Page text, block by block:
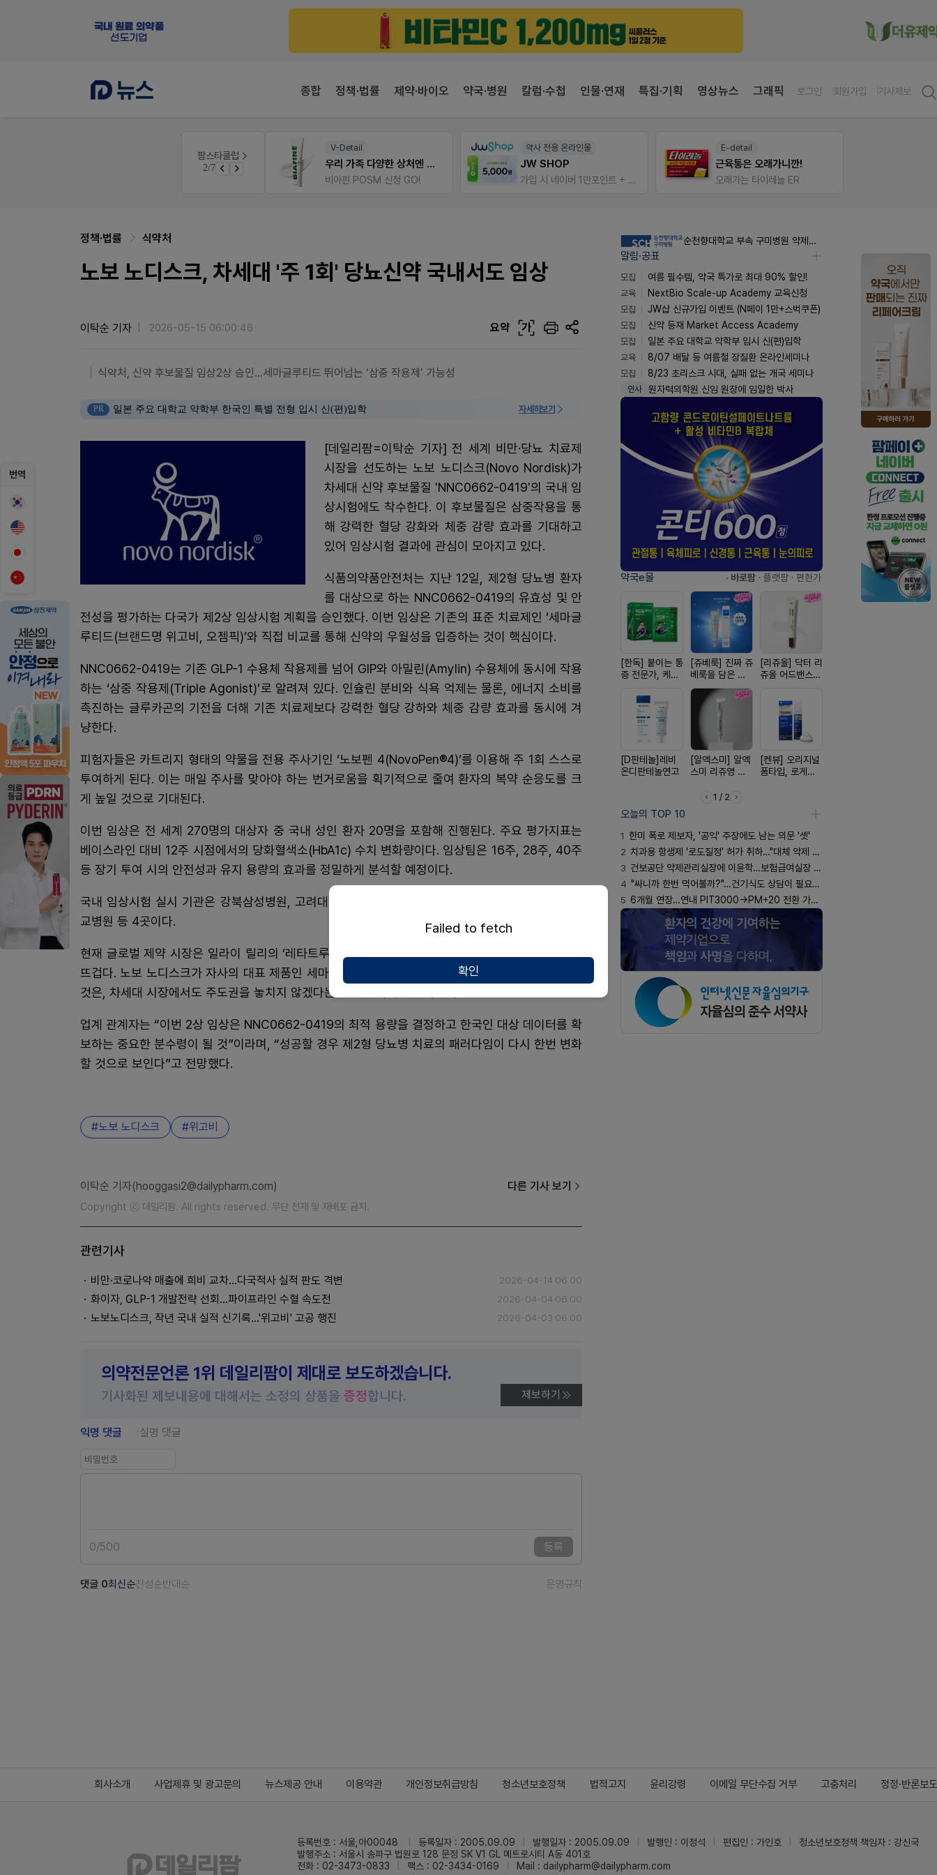
종합 정책·법률 제약·바이오 약국·병원 칼럼·수첩 인물·연재 특집·기획 영상뉴스 그래픽 로그인 회원가입 기사제보
팜스타클럽
3/7 우리 가족 다양한 상처엔 비아핀!
약사 전용 온라인몰
JW SHOP
E-detail
근육통은 오래가니깐!
오래가는 타이레놀 ER
팜노트
이달의 약국 신제품(8월호)
좋아요+의견남기면 쿠폰 증정
번역
정책·법률 식약처
노보 노디스크, 차세대 '주 1회' 당뇨신약 국내서도 임상
이탁순 기자 2026-05-15 06:00:46 요약 가
식약처, 신약 후보물질 임상2상 승인…세마글루티드 뛰어넘는 ‘삼중 작용제’ 가능성
PR 일본 주요 대학교 약학부 한국인 특별 전형 입시 신(편)입학 자세히보기
[데일리팜=이탁순 기자] 전 세계 비만·당뇨 치료제
시장을 선도하는 노보 노디스크(Novo Nordisk)가
차세대 신약 후보물질 'NNC0662-0419'의 국내 임
상시험에도 착수한다. 이 후보물질은 삼중작용을 통
해 강력한 혈당 강화와 체중 감량 효과를 기대하고
있어 임상시험 결과에 관심이 모아지고 있다.
식품의약품안전처는 지난 12일, 제2형 당뇨병 환자
를 대상으로 하는 NNC0662-0419의 유효성 및 안
전성을 평가하는 다국가 제2상 임상시험 계획을 승인했다. 이번 임상은 기존의 표준 치료제인 ‘세마글
루티드(브랜드명 위고비, 오젬픽)’와 직접 비교를 통해 신약의 우월성을 입증하는 것이 핵심이다.
NNC0662-0419는 기존 GLP-1 수용체 작용제를 넘어 GIP와 아밀린(Amylin) 수용체에 동시에 작용
하는 ‘삼중 작용제(Triple Agonist)’로 알려져 있다. 인슐린 분비와 식욕 억제는 물론, 에너지 소비를
촉진하는 글루카곤의 기전을 더해 기존 치료제보다 강력한 혈당 강하와 체중 감량 효과를 동시에 겨
냥한다.
피험자들은 카트리지 형태의 약물을 전용 주사기인 ‘노보펜 4(NovoPen®4)’를 이용해 주 1회 스스로
투여하게 된다. 이는 매일 주사를 맞아야 하는 번거로움을 획기적으로 줄여 환자의 복약 순응도를 크
게 높일 것으로 기대된다.
이번 임상은 전 세계 270명의 대상자 중 국내 성인 환자 20명을 포함해 진행된다. 주요 평가지표는
베이스라인 대비 12주 시점에서의 당화혈색소(HbA1c) 수치 변화량이다. 임상팀은 16주, 28주, 40주
등 장기 투여 시의 안전성과 유지 용량의 효과를 정밀하게 분석할 예정이다.
국내 임상시험 실시 기관은 강북삼성병원, 고려대학교 안산병원, 양산부산대학교병원, 노원을지대학
교병원 등 4곳이다.
현재 글로벌 제약 시장은 일라이 릴리의 ‘레타트루타이드(Retatrutide)’ 등 삼중 작용제 개발 경쟁이
뜨겁다. 노보 노디스크가 자사의 대표 제품인 세마글루티드를 대조군으로 설정해 국내 임상을 시작한
것은, 차세대 시장에서도 주도권을 놓치지 않겠다는 강력한 의지로 풀이된다.
업계 관계자는 “이번 2상 임상은 NNC0662-0419의 최적 용량을 결정하고 한국인 대상 데이터를 확
보하는 중요한 분수령이 될 것”이라며, “성공할 경우 제2형 당뇨병 치료의 패러다임이 다시 한번 변화
할 것으로 보인다”고 전망했다.
노보 노디스크 위고비
이탁순 기자(hooggasi2@dailypharm.com) 다른 기사 보기
Copyright ⓒ 데일리팜. All rights reserved. 무단 전재 및 재배포 금지.
관련기사
비만·코로나약 매출에 희비 교차…다국적사 실적 판도 격변 2026-04-14 06:00
화이자, GLP-1 개발전략 선회…파이프라인 수혈 속도전 2026-04-04 06:00
노보노디스크, 작년 국내 실적 신기록…'위고비' 고공 행진 2026-04-03 06:00
의약전문언론 1위 데일리팜이 제대로 보도하겠습니다.
기사화된 제보내용에 대해서는 소정의 상품을 증정합니다. 제보하기
익명 댓글 실명 댓글
0/500 등록
댓글 0최신순찬성순반대순 운영규칙
순천향대학교 부속 구미병원 약제팀 계약직 야간약사 채용공고
알림·공표
모집
여름 필수템, 약국 특가로 최대 90% 할인!
교육
NextBio Scale-up Academy 교육신청
모집
JW샵 신규가입 이벤트 (N페이 1만+스벅쿠폰)
모집
신약 등재 Market Access Academy
모집
일본 주요 대학교 약학부 입시 신(편)입학
교육
8/07 배탈 등 여름철 장질환 온라인세미나
모집
8/23 초리스크 시대, 실패 없는 개국 세미나
인사 원자력의학원 신임 원장에 임일한 박사
약국e몰 · 바로팜 · 플랫팜 · 편한가
[한독] 붙이는 통
증 전문가, 케토
스타(쿨) 40매
[쥬베룩] 진짜 쥬
베룩을 담은 약
국전용 PDLLA
크림
[리쥬올] 닥터 리
쥬올 어드밴스드
이팅 크림 30ml
[D판테놀]레비
온디판테놀연고
[알엑스미] 알엑
스미 리쥬영 울
10000 딥리페
[켄뷰] 오리지널
폼타입, 로게인
1 / 2
오늘의 TOP 10
1 한미 폭로 제보자, '공익' 주장에도 남는 의문 '셋'
2 치과용 항생제 '로도질정' 허가 취하…"대체 약제 충분"
3 건보공단 약제관리실장에 이윤학…보험급여실장 윤유경
4 "싸니까 한번 먹어볼까?"…건기식도 상담이 필요한 이유
5 6개월 연장…연내 PIT3000→PM+20 전환 가능할까
회사소개 사업제휴 및 광고문의 뉴스제공 안내 이용약관 개인정보취급방침 청소년보호정책 법적고지 윤리강령 이메일 무단수집 거부 고충처리 정정·반론보도
등록번호 : 서울,아00048 등록일자 : 2005.09.09 발행일자 : 2005.09.09 발행인 : 이정석 편집인 : 가인호
청소년보호정책 책임자 : 강신국
발행주소 : 서울시 송파구 법원로 128 문정 SK V1 GL 메트로시티 A동 401호
전화 : 02-3473-0833
팩스 : 02-3434-0169 Mail : dailypharm@dailypharm.com
Failed to fetch
확인